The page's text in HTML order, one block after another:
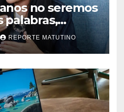
no seremos
palabras,
de los
REPORTE MATUTINO